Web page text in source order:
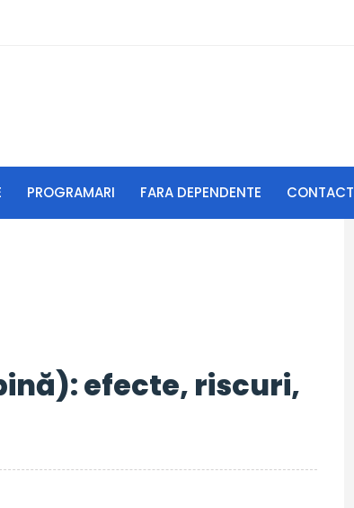
PROGRAMARI FARA DEPENDENTE CONTACT
efecte, riscuri,